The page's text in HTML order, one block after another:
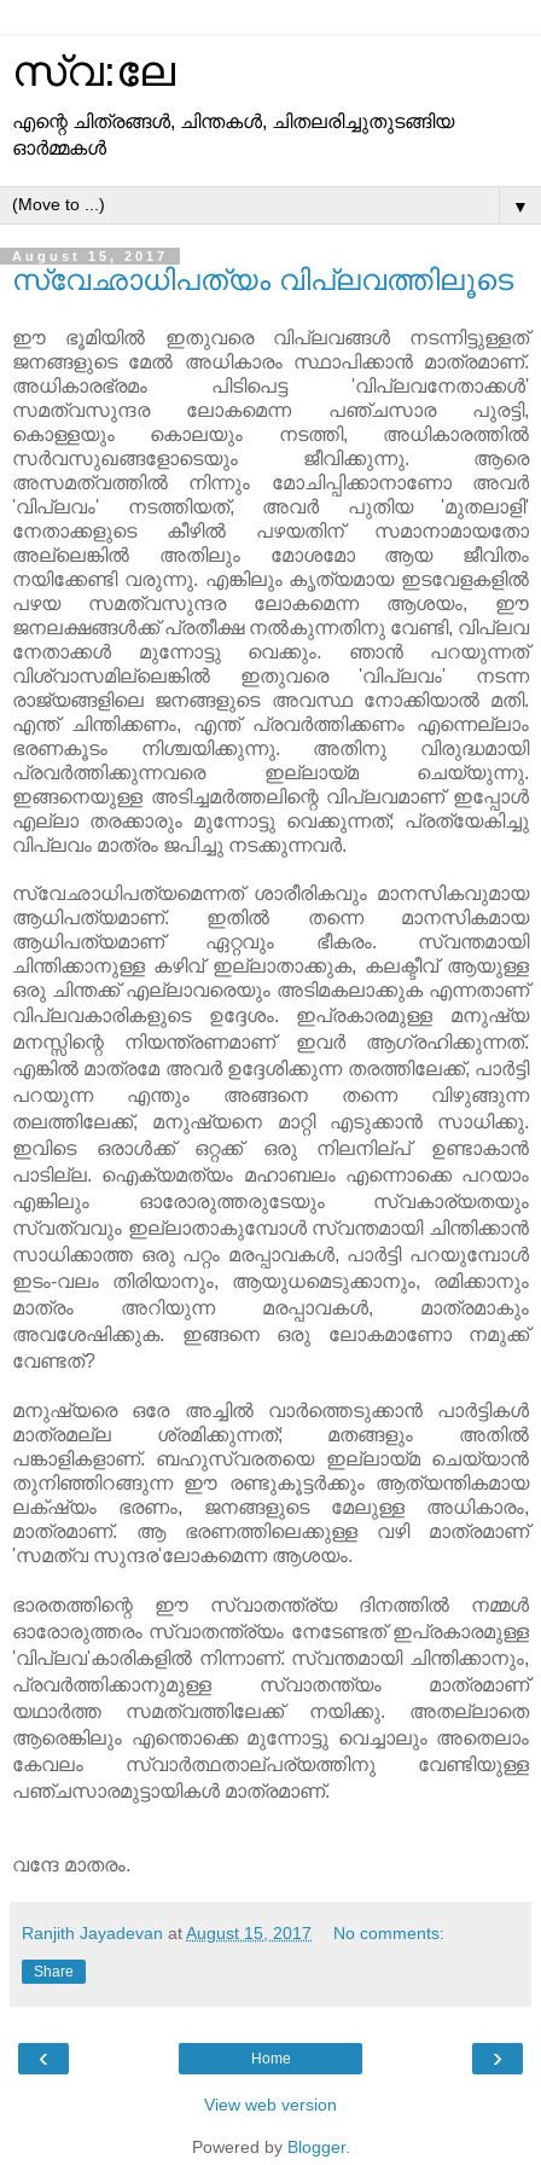
സ്വ:ലേ
എന്റെ ചിത്രങ്ങള്‍, ചിന്തകള്‍, ചിതലരിച്ചുതുടങ്ങിയ
ഓര്‍മ്മകള്‍
▼
August 15, 2017
സ്വേഛാധിപത്യം വിപ്ലവത്തിലൂടെ
ഈ ഭൂമിയില്‍ ഇതുവരെ വിപ്ലവങ്ങള്‍ നടന്നിട്ടുള്ളത്
ജനങ്ങളുടെ മേല്‍ അധികാരം സ്ഥാപിക്കാന്‍ മാത്രമാണ്.
അധികാരഭ്രമം പിടിപെട്ട 'വിപ്ലവനേതാക്കള്‍'
സമത്വസുന്ദര ലോകമെന്ന പഞ്ചസാര പുരട്ടി,
കൊള്ളയും കൊലയും നടത്തി, അധികാരത്തില്‍
സര്‍വസുഖങ്ങളോടെയും ജീവിക്കുന്നു. ആരെ
അസമത്വത്തില്‍ നിന്നും മോചിപ്പിക്കാനാണോ അവര്‍
'വിപ്ലവം' നടത്തിയത്, അവര്‍ പുതിയ 'മുതലാളി'
നേതാക്കളുടെ കീഴില്‍ പഴയതിന് സമാനാമായതോ
അല്ലെങ്കില്‍ അതിലും മോശമോ ആയ ജീവിതം
നയിക്കേണ്ടി വരുന്നു. എങ്കിലും കൃത്യമായ ഇടവേളകളില്‍
പഴയ സമത്വസുന്ദര ലോകമെന്ന ആശയം, ഈ
ജനലക്ഷങ്ങള്‍ക്ക് പ്രതീക്ഷ നല്‍കുന്നതിനു വേണ്ടി, വിപ്ലവ
നേതാക്കള്‍ മുന്നോട്ടു വെക്കും. ഞാന്‍ പറയുന്നത്
വിശ്വാസമില്ലെങ്കില്‍ ഇതുവരെ 'വിപ്ലവം' നടന്ന
രാജ്യങ്ങളിലെ ജനങ്ങളുടെ അവസ്ഥ നോക്കിയാല്‍ മതി.
എന്ത് ചിന്തിക്കണം, എന്ത് പ്രവര്‍ത്തിക്കണം എന്നെല്ലാം
ഭരണകൂടം നിശ്ചയിക്കുന്നു. അതിനു വിരുദ്ധമായി
പ്രവര്‍ത്തിക്കുന്നവരെ ഇല്ലായ്മ ചെയ്യുന്നു.
ഇങ്ങനെയുള്ള അടിച്ചമര്‍ത്തലിന്റെ വിപ്ലവമാണ് ഇപ്പോള്‍
എല്ലാ തരക്കാരും മുന്നോട്ടു വെക്കുന്നത്; പ്രത്യേകിച്ചു
വിപ്ലവം മാത്രം ജപിച്ചു നടക്കുന്നവര്‍.
സ്വേഛാധിപത്യമെന്നത് ശാരീരികവും മാനസികവുമായ
ആധിപത്യമാണ്‌. ഇതില്‍ തന്നെ മാനസികമായ
ആധിപത്യമാണ്‌ ഏറ്റവും ഭീകരം. സ്വന്തമായി
ചിന്തിക്കാനുള്ള കഴിവ് ഇല്ലാതാക്കുക, കലക്ടീവ് ആയുള്ള
ഒരു ചിന്തക്ക് എല്ലാവരെയും അടിമകലാക്കുക എന്നതാണ്
വിപ്ലവകാരികളുടെ ഉദ്ദേശം. ഇപ്രകാരമുള്ള മനുഷ്യ
മനസ്സിന്റെ നിയന്ത്രണമാണ് ഇവര്‍ ആഗ്രഹിക്കുന്നത്.
എങ്കില്‍ മാത്രമേ അവര്‍ ഉദ്ദേശിക്കുന്ന തരത്തിലേക്ക്, പാര്‍ട്ടി
പറയുന്ന എന്തും അങ്ങനെ തന്നെ വിഴുങ്ങുന്ന
തലത്തിലേക്ക്, മനുഷ്യനെ മാറ്റി എടുക്കാന്‍ സാധിക്കു.
ഇവിടെ ഒരാള്‍ക്ക് ഒറ്റക്ക് ഒരു നിലനില്പ് ഉണ്ടാകാന്‍
പാടില്ല. ഐക്യമത്യം മഹാബലം എന്നൊക്കെ പറയാം
എങ്കിലും ഓരോരുത്തരുടേയും സ്വകാര്യതയും
സ്വത്വവും ഇല്ലാതാകുമ്പോള്‍ സ്വന്തമായി ചിന്തിക്കാന്‍
സാധിക്കാത്ത ഒരു പറ്റം മരപ്പാവകള്‍, പാര്‍ട്ടി പറയുമ്പോള്‍
ഇടം-വലം തിരിയാനും, ആയുധമെടുക്കാനും, രമിക്കാനും
മാത്രം അറിയുന്ന മരപ്പാവകള്‍, മാത്രമാകും
അവശേഷിക്കുക. ഇങ്ങനെ ഒരു ലോകമാണോ നമുക്ക്
വേണ്ടത്?
മനുഷ്യരെ ഒരേ അച്ചില്‍ വാര്‍ത്തെടുക്കാന്‍ പാര്‍ട്ടികള്‍
മാത്രമല്ല ശ്രമിക്കുന്നത്; മതങ്ങളും അതില്‍
പങ്കാളികളാണ്. ബഹുസ്വരതയെ ഇല്ലായ്മ ചെയ്യാന്‍
തുനിഞ്ഞിറങ്ങുന്ന ഈ രണ്ടുകൂട്ടര്‍ക്കും ആത്യന്തികമായ
ലക്‌ഷ്യം ഭരണം, ജനങ്ങളുടെ മേലുള്ള അധികാരം,
മാത്രമാണ്. ആ ഭരണത്തിലെക്കുള്ള വഴി മാത്രമാണ്
'സമത്വ സുന്ദര'ലോകമെന്ന ആശയം.
ഭാരതത്തിന്റെ ഈ സ്വാതന്ത്ര്യ ദിനത്തില്‍ നമ്മള്‍
ഓരോരുത്തരം സ്വാതന്ത്ര്യം നേടേണ്ടത് ഇപ്രകാരമുള്ള
'വിപ്ലവ'കാരികളില്‍ നിന്നാണ്. സ്വന്തമായി ചിന്തിക്കാനും,
പ്രവര്‍ത്തിക്കാനുമുള്ള സ്വാതന്ത്യം മാത്രമാണ്
യഥാര്‍ത്ത സമത്വത്തിലേക്ക് നയിക്കു. അതല്ലാതെ
ആരെങ്കിലും എന്തൊക്കെ മുന്നോട്ടു വെച്ചാലും അതെലാം
കേവലം സ്വാര്‍ത്ഥതാല്പര്യത്തിനു വേണ്ടിയുള്ള
പഞ്ചസാരമുട്ടായികള്‍ മാത്രമാണ്.
വന്ദേ മാതരം.
Ranjith Jayadevan atAugust 15, 2017 No comments:
Share
‹ ›
Home
View web version
Powered by Blogger.